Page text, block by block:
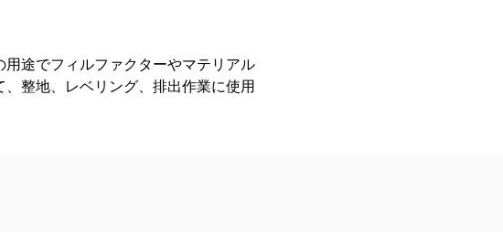
途でフィルファクターやマテリアル
整地、レベリング、排出作業に使用